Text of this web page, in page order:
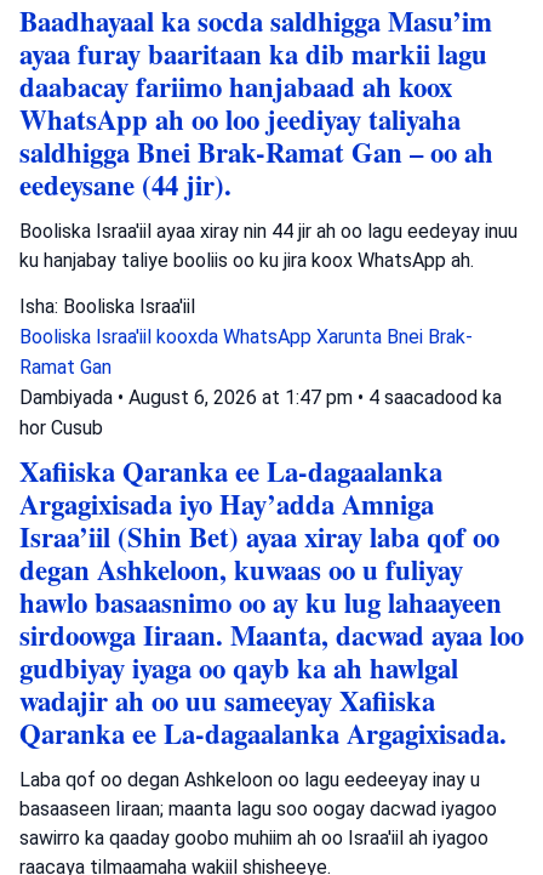
Baadhayaal ka socda saldhigga Masu’im
ayaa furay baaritaan ka dib markii lagu
daabacay fariimo hanjabaad ah koox
WhatsApp ah oo loo jeediyay taliyaha
saldhigga Bnei Brak-Ramat Gan – oo ah
eedeysane (44 jir).
Booliska Israa'iil ayaa xiray nin 44 jir ah oo lagu eedeyay inuu
ku hanjabay taliye booliis oo ku jira koox WhatsApp ah.
Isha: Booliska Israa'iil
Booliska Israa'iil kooxda WhatsApp Xarunta Bnei Brak-
Ramat Gan
Dambiyada • August 6, 2026 at 1:47 pm • 4 saacadood ka
hor Cusub
Xafiiska Qaranka ee La-dagaalanka
Argagixisada iyo Hay’adda Amniga
Israa’iil (Shin Bet) ayaa xiray laba qof oo
degan Ashkeloon, kuwaas oo u fuliyay
hawlo basaasnimo oo ay ku lug lahaayeen
sirdoowga Iiraan. Maanta, dacwad ayaa loo
gudbiyay iyaga oo qayb ka ah hawlgal
wadajir ah oo uu sameeyay Xafiiska
Qaranka ee La-dagaalanka Argagixisada.
Laba qof oo degan Ashkeloon oo lagu eedeeyay inay u
basaaseen Iiraan; maanta lagu soo oogay dacwad iyagoo
sawirro ka qaaday goobo muhiim ah oo Israa'iil ah iyagoo
raacaya tilmaamaha wakiil shisheeye.